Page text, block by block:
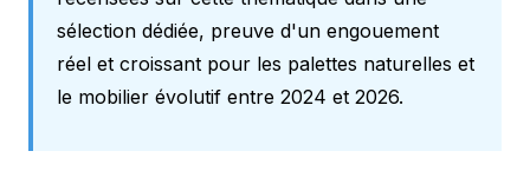
sélection dédiée, preuve d'un engouement
réel et croissant pour les palettes naturelles et
le mobilier évolutif entre 2024 et 2026.